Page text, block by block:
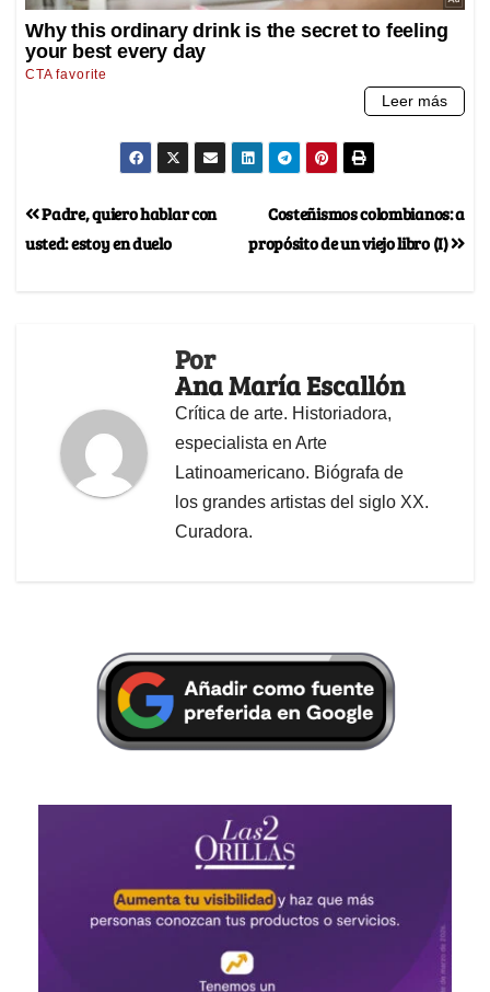
Costeñismos colombianos: a
propósito de un viejo libro (I)
Padre, quiero hablar con
usted: estoy en duelo
Por
Ana María Escallón
Crítica de arte. Historiadora,
especialista en Arte
Latinoamericano. Biógrafa de
los grandes artistas del siglo XX.
Curadora.